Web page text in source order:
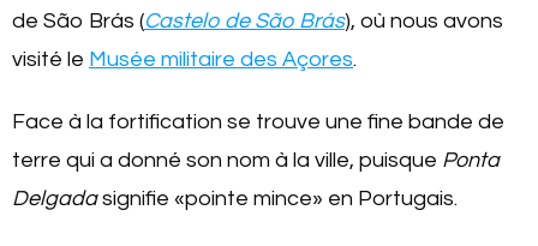
de São Brás (Castelo de São Brás), où nous avons
visité le Musée militaire des Açores.
Face à la fortification se trouve une fine bande de
terre qui a donné son nom à la ville, puisque Ponta
Delgadasignifie «pointe mince» en Portugais.